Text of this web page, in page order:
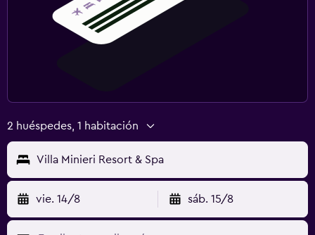
2 huéspedes, 1 habitación
Villa Minieri Resort & Spa
vie. 14/8 sáb. 15/8